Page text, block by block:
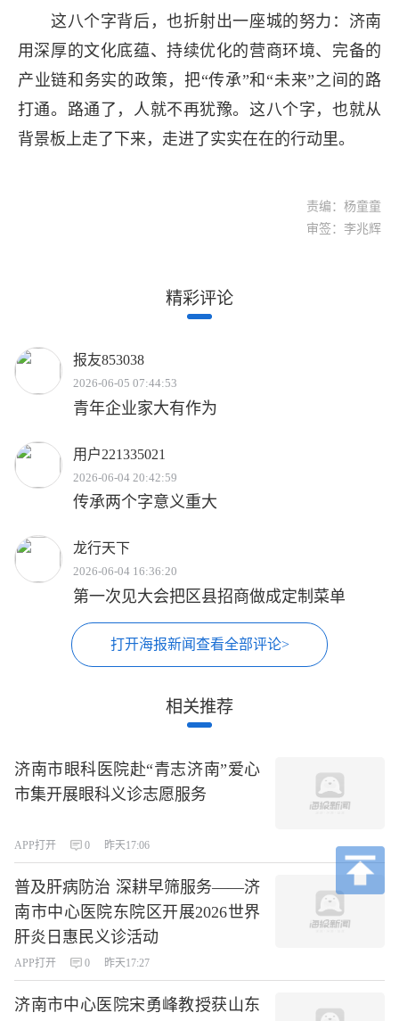
这八个字背后，也折射出一座城的努力：济南
用深厚的文化底蕴、持续优化的营商环境、完备的
产业链和务实的政策，把“传承”和“未来”之间的路
打通。路通了，人就不再犹豫。这八个字，也就从
背景板上走了下来，走进了实实在在的行动里。
责编：杨童童
审签：李兆辉
精彩评论
报友853038
2026-06-05 07:44:53
青年企业家大有作为
用户221335021
2026-06-04 20:42:59
传承两个字意义重大
龙行天下
2026-06-04 16:36:20
第一次见大会把区县招商做成定制菜单
打开海报新闻查看全部评论>
相关推荐
济南市眼科医院赴“青志济南”爱心
市集开展眼科义诊志愿服务
APP打开 0 昨天17:06
普及肝病防治 深耕早筛服务——济
南市中心医院东院区开展2026世界
肝炎日惠民义诊活动
APP打开 0 昨天17:27
济南市中心医院宋勇峰教授获山东